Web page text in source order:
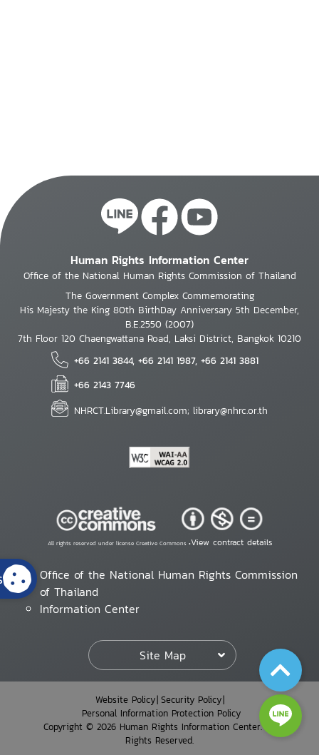
Human Rights Information Center
Office of the National Human Rights Commission of Thailand
The Government Complex Commemorating
His Majesty the King 80th BirthDay Anniversary 5th December,
B.E.2550 (2007)
7th Floor 120 Chaengwattana Road, Laksi District, Bangkok 10210
+66 2141 3844, +66 2141 1987, +66 2141 3881
+66 2143 7746
NHRCT.Library@gmail.com; library@nhrc.or.th
All rights reserved under license Creative Commons •View contract details
Office of the National Human Rights Commission
of Thailand
Information Center
Site Map
Website Policy Security Policy
Personal Information Protection Policy
Copyright © 2026 Human Rights Information Center. All
Rights Reserved.